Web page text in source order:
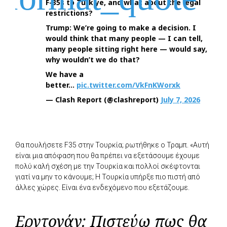
F-35s to Türkiye, and what about the legal
restrictions?
Trump: We’re going to make a decision. I
would think that many people — I can tell,
many people sitting right here — would say,
why wouldn’t we do that?
We have a
better… pic.twitter.com/VkFnKWorxk
— Clash Report (@clashreport) July 7, 2026
Θα πουλήσετε F35 στην Τουρκία; ρωτήθηκε ο Τραμπ. «Αυτή
είναι μια απόφαση που θα πρέπει να εξετάσουμε έχουμε
πολύ καλή σχέση με την Τουρκία και πολλοί σκέφτονται
γιατί να μην το κάνουμε; Η Τουρκία υπήρξε πιο πιστή από
άλλες χώρες. Είναι ένα ενδεχόμενο που εξετάζουμε.
Ερντογάν: Πιστεύω πως θα